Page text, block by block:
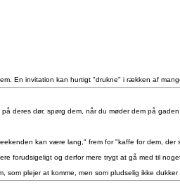
En invitation kan hurtigt "drukne" i rækken af
deres dør, spørg dem, når du møder dem på gaden
kan være lang," frem for "kaffe for dem, der
forudsigeligt og derfor mere trygt at gå med til
som plejer at komme, men som pludselig ikke dukker